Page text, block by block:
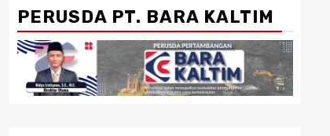
PERUSDA PT. BARA KALTIM